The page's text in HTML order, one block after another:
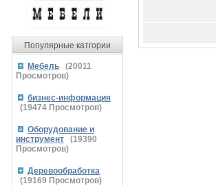
Популярные катгории
Мебель (20011
Просмотров)
бизнес-информация
(19474 Просмотров)
Оборудование и
инструмент
(19390
Просмотров)
Деревообработка
(19169 Просмотров)